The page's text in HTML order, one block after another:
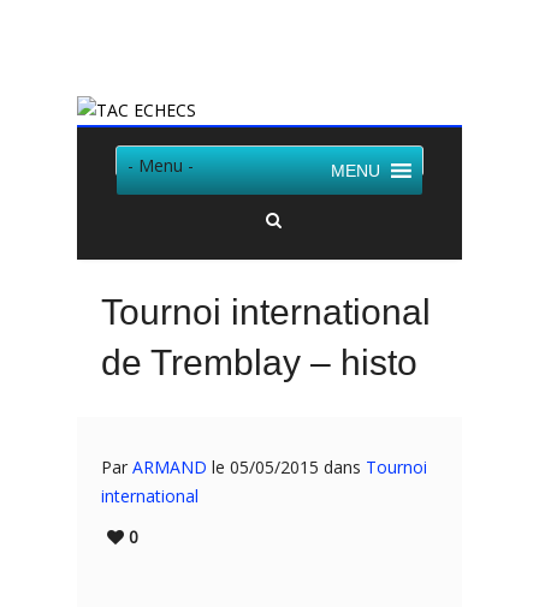
- Menu - MENU
Tournoi international
de Tremblay – histo
Par ARMAND le 05/05/2015 dans Tournoi
international
0